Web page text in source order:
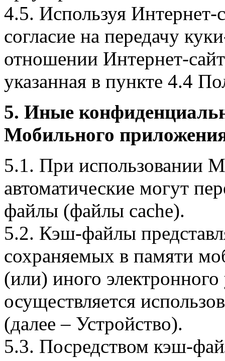
4.5. Используя Интернет-
согласие на передачу
отношении Интернет-
указанная в пункте 4.4
5. Иные
Мобильного
5.1. При использовании
автоматические могут
файлы (файлы cache).
5.2. Кэш-файлы
сохраняемых в памяти
(или) иного электронного
осуществляется
(далее – Устройство).
5.3. Посредством кэш-